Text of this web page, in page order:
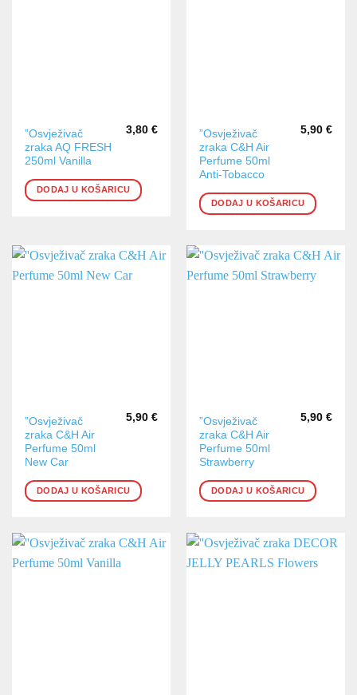
”Osvježivač
zraka AQ FRESH
250ml Vanilla
3,80 €
DODAJ U KOŠARICU
”Osvježivač
zraka C&H Air
Perfume 50ml
Anti-Tobacco
5,90 €
DODAJ U KOŠARICU
”Osvježivač
zraka C&H Air
Perfume 50ml
New Car
5,90 €
DODAJ U KOŠARICU
”Osvježivač
zraka C&H Air
Perfume 50ml
Strawberry
5,90 €
DODAJ U KOŠARICU